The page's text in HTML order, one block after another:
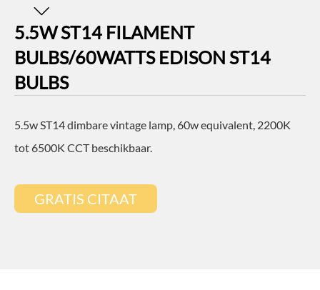
5.5W ST14 FILAMENT
BULBS/60WATTS EDISON ST14
BULBS
5.5w ST14 dimbare vintage lamp, 60w equivalent, 2200K
tot 6500K CCT beschikbaar.
GRATIS CITAAT